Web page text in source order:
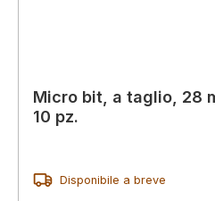
Micro bit, a taglio, 28
10 pz.
Disponibile a breve